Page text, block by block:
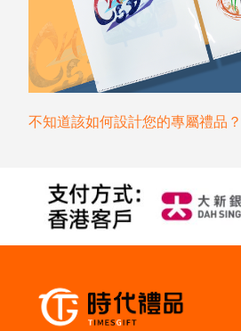
不知道該如何設計您的專屬禮品